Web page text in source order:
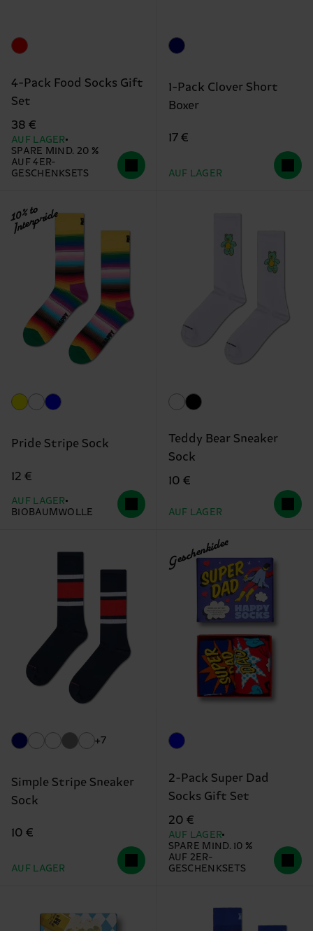
4-Pack Food Socks Gift
Set
38 €
AUF LAGER
SPARE MIND. 20 %
AUF 4ER-
GESCHENKSETS
1-Pack Clover Short
Boxer
17 €
AUF LAGER
10% to
Interpride
Pride Stripe Sock
12 €
AUF LAGER
BIOBAUMWOLLE
Teddy Bear Sneaker
Sock
10 €
AUF LAGER
+7
Simple Stripe Sneaker
Sock
10 €
AUF LAGER
Geschenkidee
2-Pack Super Dad
Socks Gift Set
20 €
AUF LAGER
SPARE MIND. 10 %
AUF 2ER-
GESCHENKSETS